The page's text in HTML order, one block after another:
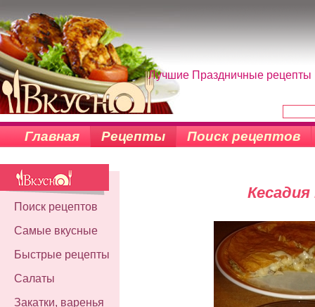
Лучшие Праздничные рецепты
Главная Рецепты Поиск рецептов
Поиск рецептов
Самые вкусные
Быстрые рецепты
Салаты
Закатки, варенья